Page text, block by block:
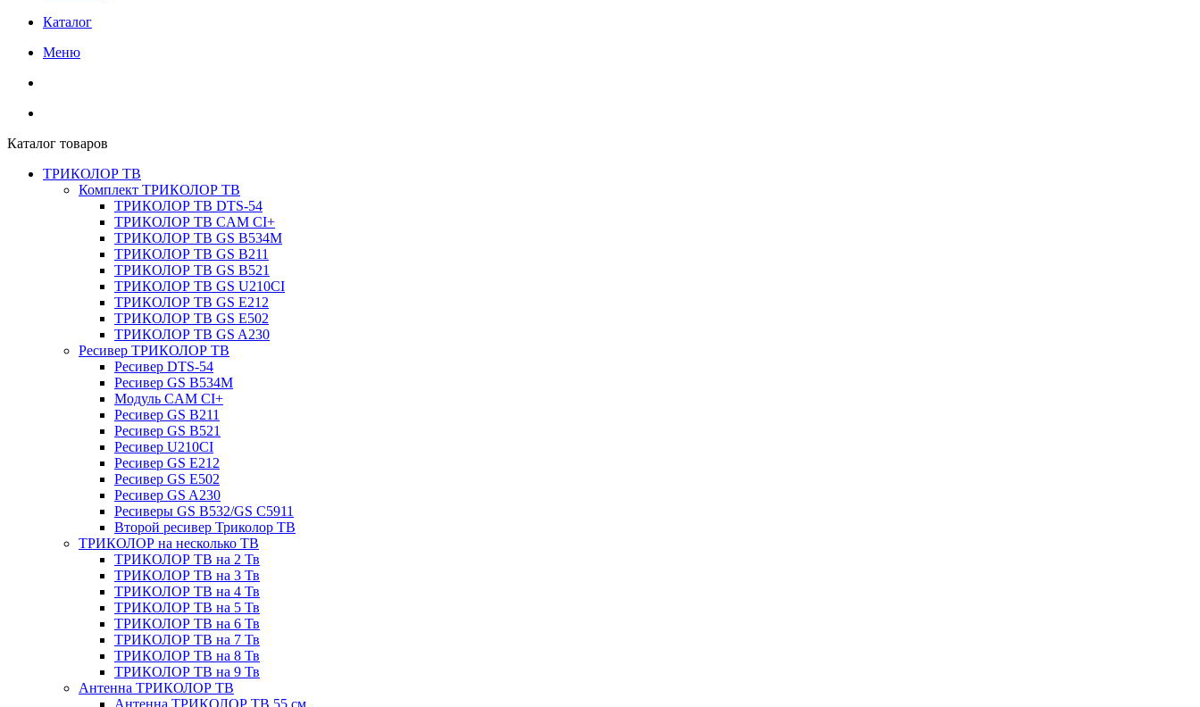
Каталог
Меню
Каталог товаров
ТРИКОЛОР ТВ
Комплект ТРИКОЛОР ТВ
ТРИКОЛОР ТВ DTS-54
ТРИКОЛОР ТВ CAM CI+
ТРИКОЛОР ТВ GS B534M
ТРИКОЛОР ТВ GS B211
ТРИКОЛОР ТВ GS B521
ТРИКОЛОР ТВ GS U210CI
ТРИКОЛОР ТВ GS E212
ТРИКОЛОР ТВ GS E502
ТРИКОЛОР ТВ GS A230
Ресивер ТРИКОЛОР ТВ
Ресивер DTS-54
Ресивер GS B534M
Модуль CAM CI+
Ресивер GS B211
Ресивер GS B521
Ресивер U210CI
Ресивер GS E212
Ресивер GS E502
Ресивер GS A230
Ресиверы GS B532/GS C5911
Второй ресивер Триколор ТВ
ТРИКОЛОР на несколько ТВ
ТРИКОЛОР ТВ на 2 Тв
ТРИКОЛОР ТВ на 3 Тв
ТРИКОЛОР ТВ на 4 Тв
ТРИКОЛОР ТВ на 5 Тв
ТРИКОЛОР ТВ на 6 Тв
ТРИКОЛОР ТВ на 7 Тв
ТРИКОЛОР ТВ на 8 Тв
ТРИКОЛОР ТВ на 9 Тв
Антенна ТРИКОЛОР ТВ
Антенна ТРИКОЛОР ТВ 55 см.